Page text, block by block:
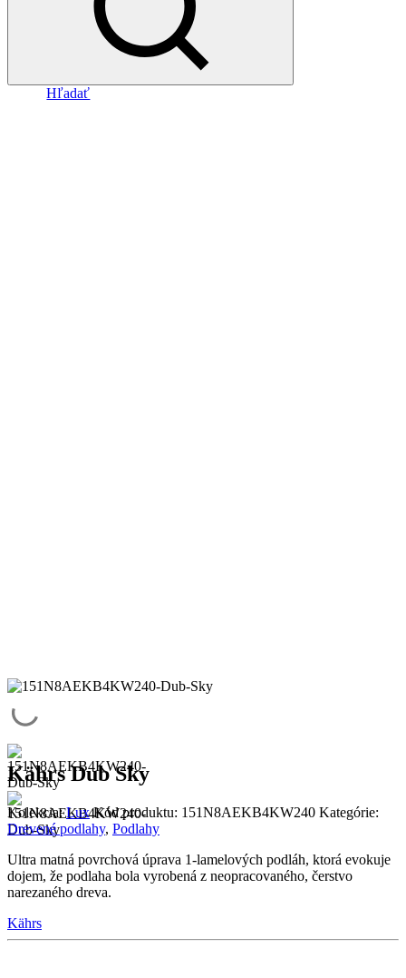
Hľadať
Kährs Dub Sky
Kolekcia:Lux Kód produktu: 151N8AEKB4KW240 Kategórie:
Drevené podlahy, Podlahy
Ultra matná povrchová úprava 1-lamelových podláh, ktorá evokuje
dojem, že podlaha bola vyrobená z neopracovaného, čerstvo
narezaného dreva.
Kährs